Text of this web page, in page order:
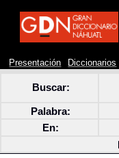
Presentación Diccionarios
Buscar:
Palabra:
En: